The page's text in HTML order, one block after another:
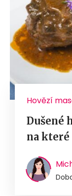
Hovězí
Dušené
na